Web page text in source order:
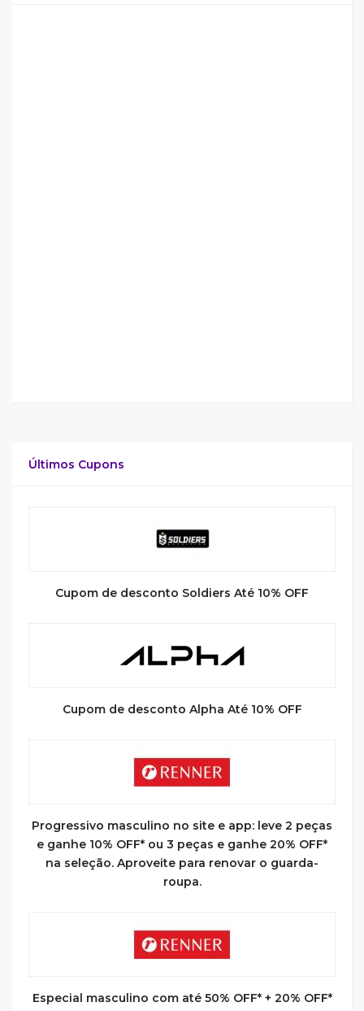
Últimos Cupons
Cupom de desconto Soldiers Até 10% OFF
Cupom de desconto Alpha Até 10% OFF
Progressivo masculino no site e app: leve 2 peças
e ganhe 10% OFF* ou 3 peças e ganhe 20% OFF*
na seleção. Aproveite para renovar o guarda-
roupa.
Especial masculino com até 50% OFF* + 20% OFF*